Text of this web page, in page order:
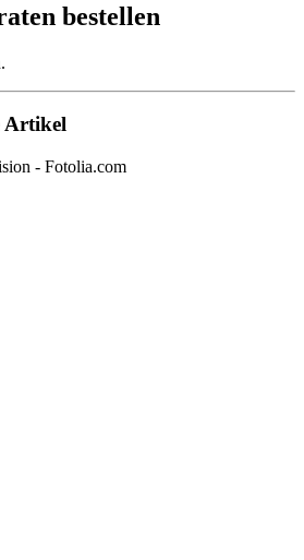
bestellen
Artikel
- Fotolia.com